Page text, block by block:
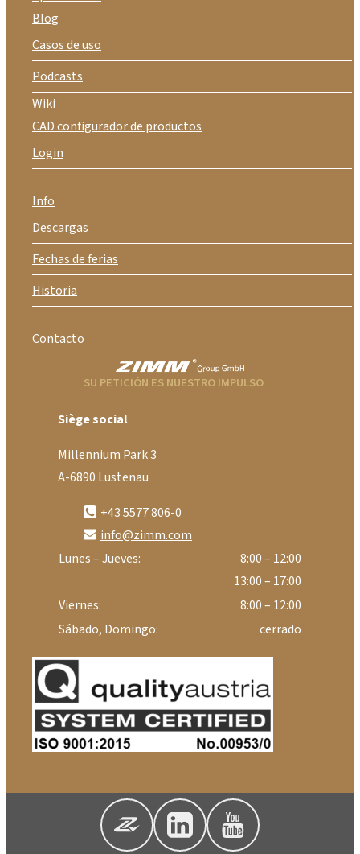
Blog
Casos de uso
Podcasts
Wiki
CAD configurador de productos
Login
Info
Descargas
Fechas de ferias
Historia
Contacto
SU PETICIÓN ES NUESTRO IMPULSO
Siège social
Millennium Park 3
A-6890 Lustenau
+43 5577 806-0
info@zimm.com
Lunes – Jueves:
8:00 – 12:00
13:00 – 17:00
Viernes:
8:00 – 12:00
Sábado, Domingo:
cerrado